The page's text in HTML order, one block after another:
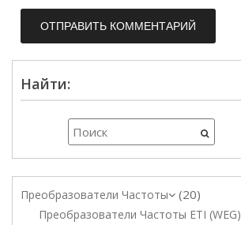
Найти:
Преобразователи Частоты 20
Преобразователи Частоты ETI (WEG)